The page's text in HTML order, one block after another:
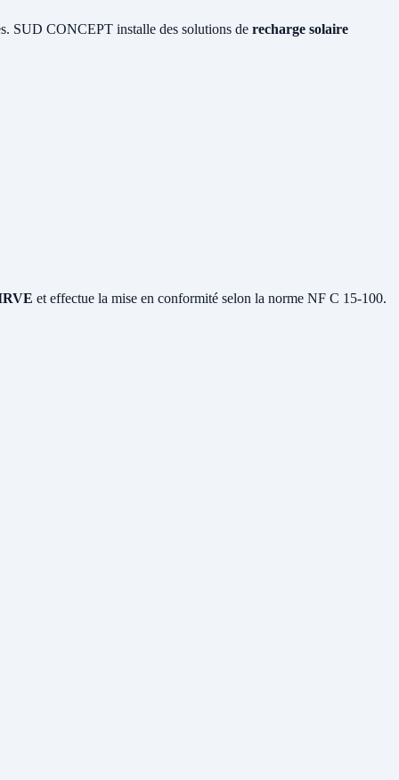
SUD CONCEPT installe des solutions de recharge solaire
et effectue la mise en conformité selon la norme NF C 15-100.